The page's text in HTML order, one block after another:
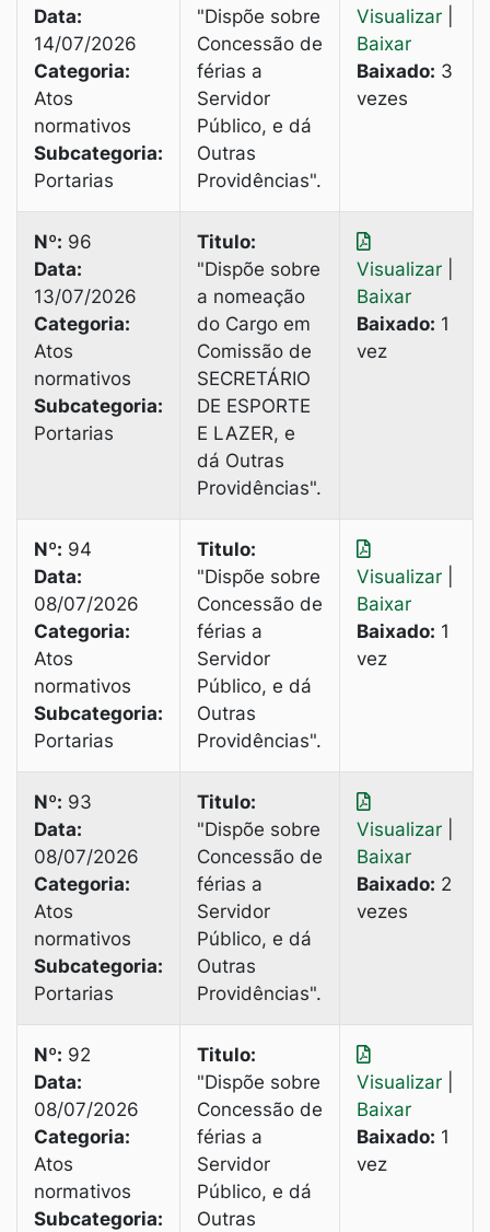
Data:
14/07/2026
Categoria:
Atos
normativos
Subcategoria:
Portarias
"Dispõe sobre
Concessão de
férias a
Servidor
Público, e dá
Outras
Providências".
Visualizar
Baixar
Baixado: 3
vezes
Nº: 96
Data:
13/07/2026
Categoria:
Atos
normativos
Subcategoria:
Portarias
Titulo:
"Dispõe sobre
a nomeação
do Cargo em
Comissão de
SECRETÁRIO
DE ESPORTE
E LAZER, е
dá Outras
Providências".
Visualizar
Baixar
Baixado: 1
vez
Nº: 94
Data:
08/07/2026
Categoria:
Atos
normativos
Subcategoria:
Portarias
Titulo:
"Dispõe sobre
Concessão de
férias a
Servidor
Público, e dá
Outras
Providências".
Visualizar
Baixar
Baixado: 1
vez
Nº: 93
Data:
08/07/2026
Categoria:
Atos
normativos
Subcategoria:
Portarias
Titulo:
"Dispõe sobre
Concessão de
férias a
Servidor
Público, e dá
Outras
Providências".
Visualizar
Baixar
Baixado: 2
vezes
Nº: 92
Data:
08/07/2026
Categoria:
Atos
normativos
Subcategoria:
Titulo:
"Dispõe sobre
Concessão de
férias a
Servidor
Público, e dá
Outras
Visualizar
Baixar
Baixado: 1
vez